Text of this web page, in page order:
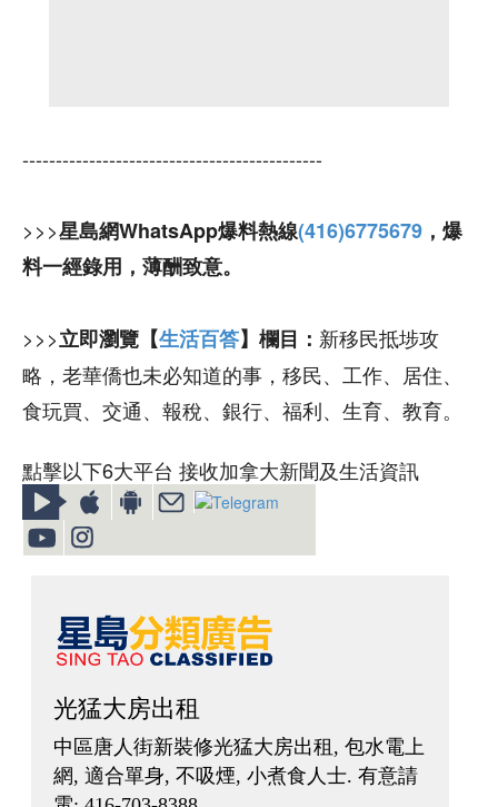
---------------------------------------------
>>>星島網WhatsApp爆料熱線(416)6775679 ，爆
料一經錄用，薄酬致意。
>>>立即瀏覽【生活百答】欄目： 新移民抵埗攻
略，老華僑也未必知道的事，移民、工作、居住、
食玩買、交通、報稅、銀行、福利、生育、教育。
點擊以下6大平台 接收加拿大新聞及生活資訊